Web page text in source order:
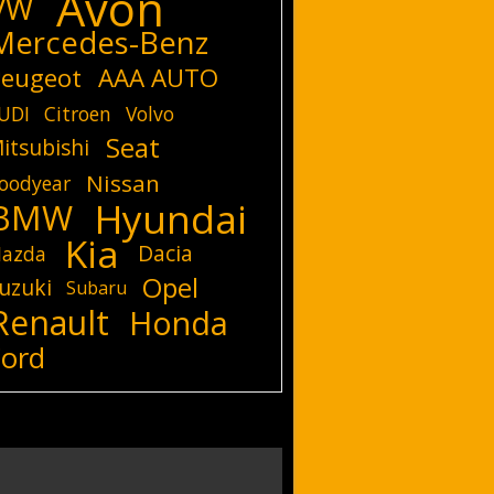
Benz
AAA AUTO
Citroen Volvo
Seat
Nissan
Hyundai
Kia
Dacia
Subaru Opel
Honda